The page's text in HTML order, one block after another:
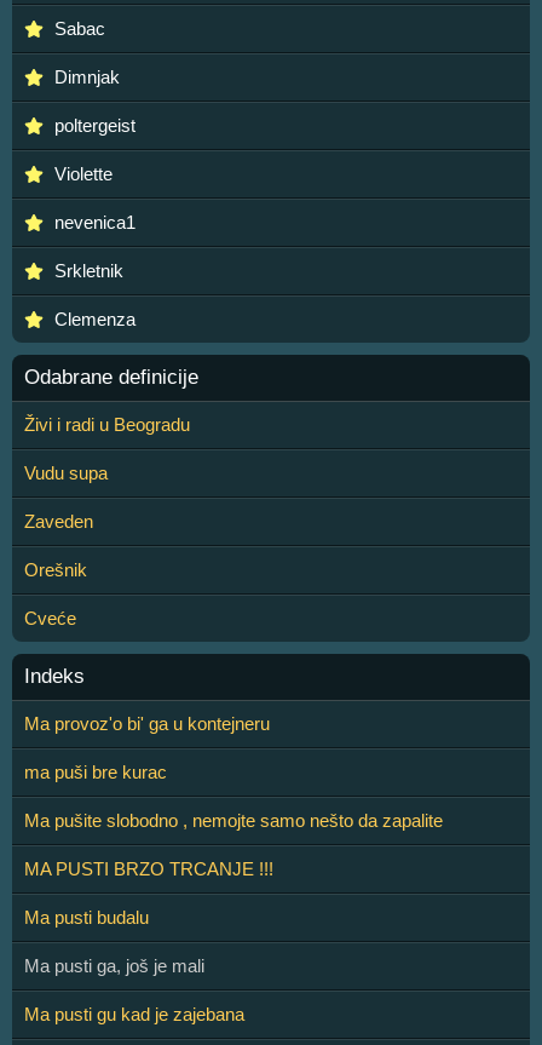
Sabac
Dimnjak
poltergeist
Violette
nevenica1
Srkletnik
Clemenza
Odabrane definicije
Živi i radi u Beogradu
Vudu supa
Zaveden
Orešnik
Cveće
Indeks
Ma provoz'o bi' ga u kontejneru
ma puši bre kurac
Ma pušite slobodno , nemojte samo nešto da zapalite
MA PUSTI BRZO TRCANJE !!!
Ma pusti budalu
Ma pusti ga, još je mali
Ma pusti gu kad je zajebana